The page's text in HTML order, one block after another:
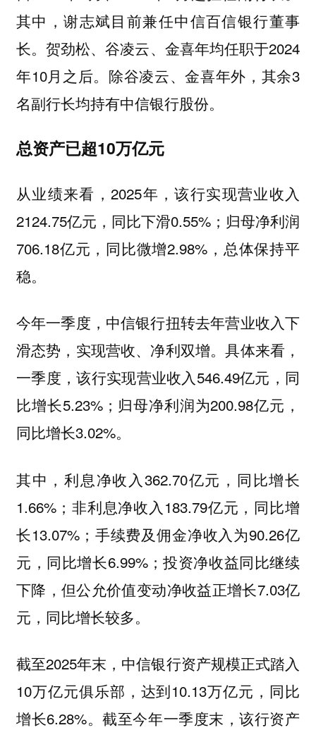
其中，谢志斌目前兼任中信百信银行董事
长。贺劲松、谷凌云、金喜年均任职于2024
年10月之后。除谷凌云、金喜年外，其余3
名副行长均持有中信银行股份。
总资产已超10万亿元
从业绩来看，2025年，该行实现营业收入
2124.75亿元，同比下滑0.55%；归母净利润
706.18亿元，同比微增2.98%，总体保持平
稳。
今年一季度，中信银行扭转去年营业收入下
滑态势，实现营收、净利双增。具体来看，
一季度，该行实现营业收入546.49亿元，同
比增长5.23%；归母净利润为200.98亿元，
同比增长3.02%。
其中，利息净收入362.70亿元，同比增长
1.66%；非利息净收入183.79亿元，同比增
长13.07%；手续费及佣金净收入为90.26亿
元，同比增长6.99%；投资净收益同比继续
下降，但公允价值变动净收益正增长7.03亿
元，同比增长较多。
截至2025年末，中信银行资产规模正式踏入
10万亿元俱乐部，达到10.13万亿元，同比
增长6.28%。截至今年一季度末，该行资产